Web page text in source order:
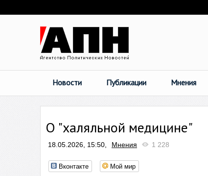
Новости Публикации Мнения
О "халяльной медицине"
18.05.2026, 15:50, Мнения 1 228
Вконтакте Мой мир